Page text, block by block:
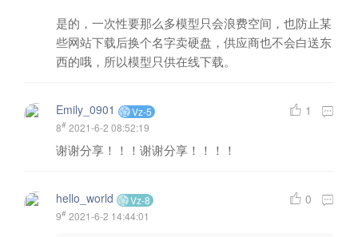
是的，一次性要那么多模型只会浪费空间，也防止某
些网站下载后换个名字卖硬盘，供应商也不会白送东
西的哦，所以模型只供在线下载。
Emily_0901 Vz-5 1
8# 2021-6-2 08:52:19
谢谢分享！！！谢谢分享！！！！
hello_world Vz-8 0
9# 2021-6-2 14:44:01